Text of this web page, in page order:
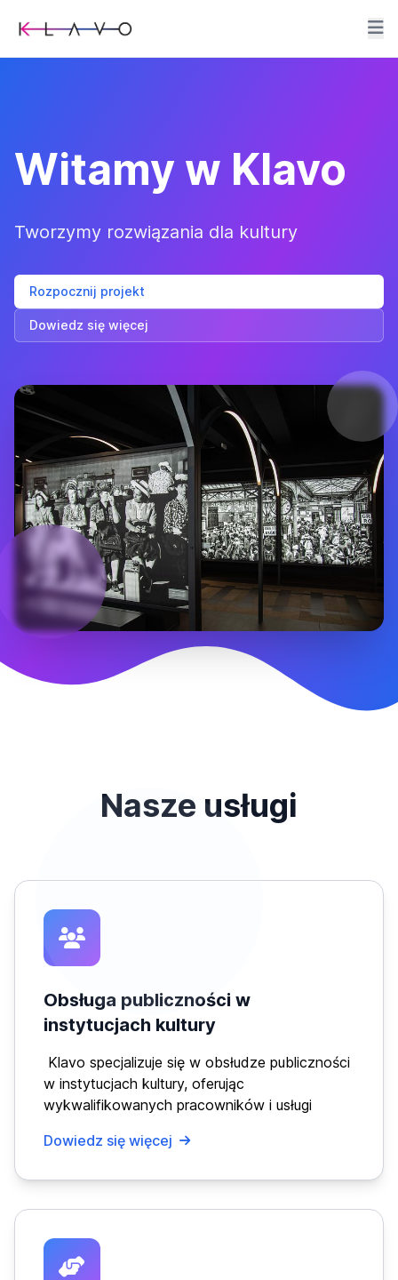
Witamy w Klavo
Tworzymy rozwiązania dla kultury
Rozpocznij projekt
Dowiedz się więcej
Nasze usługi
Obsługa publiczności w
instytucjach kultury
Klavo specjalizuje się w obsłudze publiczności
w instytucjach kultury, oferując
wykwalifikowanych pracowników i usługi
Dowiedz się więcej